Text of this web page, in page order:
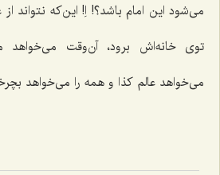
می‌شود این امام باشد؟! اِ! این‌که نتواند
توی خانه‌اش برود، آن‌وقت می‌خواهد
می‌خواهد عالم کذا و همه را می‌خواهد